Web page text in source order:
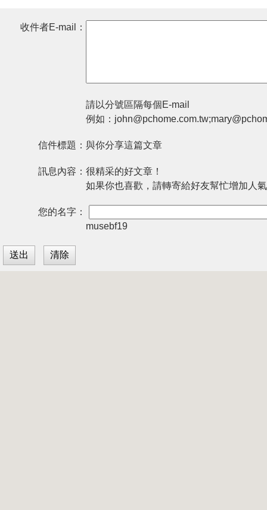
收件者E-mail：
請以分號區隔每個E-mail
例如：
信件標題： 與你分享這篇文章
訊息內容： 很精采的好文章！
如果你也喜歡，請轉寄給好友幫忙增加人
您的名字：
musebf19